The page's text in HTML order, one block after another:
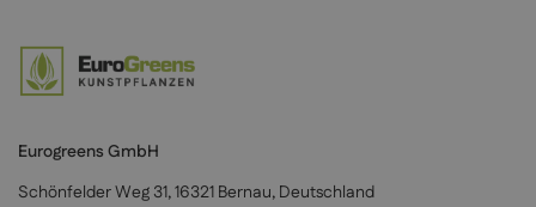
Eurogreens GmbH
Schönfelder Weg 31, 16321 Bernau, Deutschland